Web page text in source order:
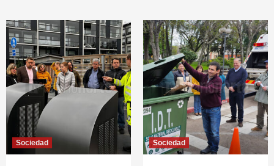
Sociedad Sociedad